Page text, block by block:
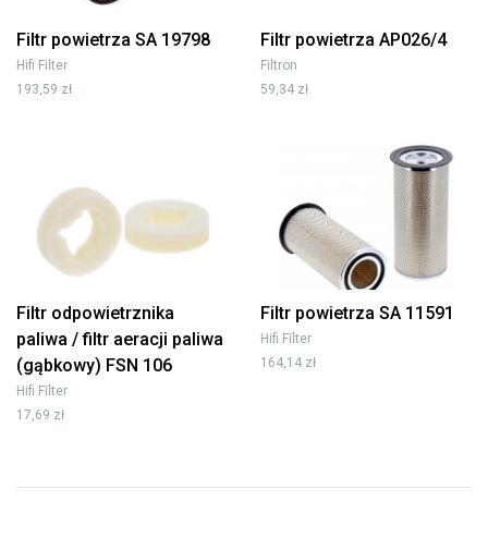
Filtr powietrza SA 19798
Hifi Filter
193,59 zł
Filtr powietrza AP026/4
Filtron
59,34 zł
Filtr odpowietrznika
paliwa / filtr aeracji paliwa
(gąbkowy) FSN 106
Hifi Filter
17,69 zł
Filtr powietrza SA 11591
Hifi Filter
164,14 zł